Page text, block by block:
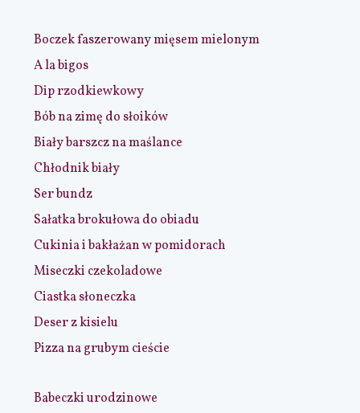
Boczek faszerowany mięsem mielonym
A la bigos
Dip rzodkiewkowy
Bób na zimę do słoików
Biały barszcz na maślance
Chłodnik biały
Ser bundz
Sałatka brokułowa do obiadu
Cukinia i bakłażan w pomidorach
Miseczki czekoladowe
Ciastka słoneczka
Deser z kisielu
Pizza na grubym cieście
Babeczki urodzinowe